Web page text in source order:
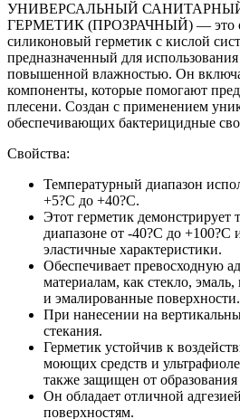
УНИВЕРСАЛЬНЫЙ
ГЕРМЕТИК (ПРОЗРАЧНЫЙ) — это
силиконовый герметик с кислой
предназначенный для
повышенной влажностью. Он
компоненты, которые помогают
плесени. Создан с применением
обеспечивающих бактерицидные
Свойства:
Температурный диапазон
+5?С до +40?С.
Этот герметик демонстрирует
диапазоне от -40?С до +100?С
эластичные характеристики.
Обеспечивает превосходную
материалам, как стекло,
и эмалированные поверхности.
При нанесении на
стекания.
Герметик устойчив к
моющих средств и
также защищен от
Он обладает отличной
поверхностям.